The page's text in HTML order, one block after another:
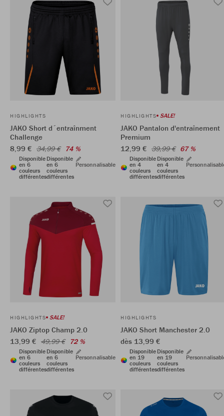
HIGHLIGHTS
JAKO Short d´entraînment
Challenge
8,99 € 34,99 € 74 %
Disponible
en 6
couleurs
différentes
Disponible
en 6
couleurs
différentes
Personnalisable
HIGHLIGHTS SALE!
JAKO Pantalon d'entraînement
Premium
12,99 € 39,99 € 67 %
Disponible
en 4
couleurs
différentes
Disponible
en 4
couleurs
différentes
HIGHLIGHTS SALE!
JAKO Ziptop Champ 2.0
13,99 € 49,99 € 72 %
Disponible
en 6
couleurs
différentes
Disponible
en 6
couleurs
différentes
Personnalisable
HIGHLIGHTS
JAKO Short Manchester 2.0
dès 13,99 €
Disponible
en 19
couleurs
différentes
Disponible
en 19
couleurs
différentes